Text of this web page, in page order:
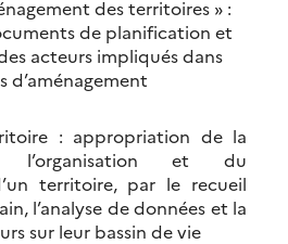
des territoires » :
de planification et
acteurs impliqués dans
d’aménagement
: appropriation de la
l’organisation et du
territoire, par le recueil
l’analyse de données et la
sur leur bassin de vie